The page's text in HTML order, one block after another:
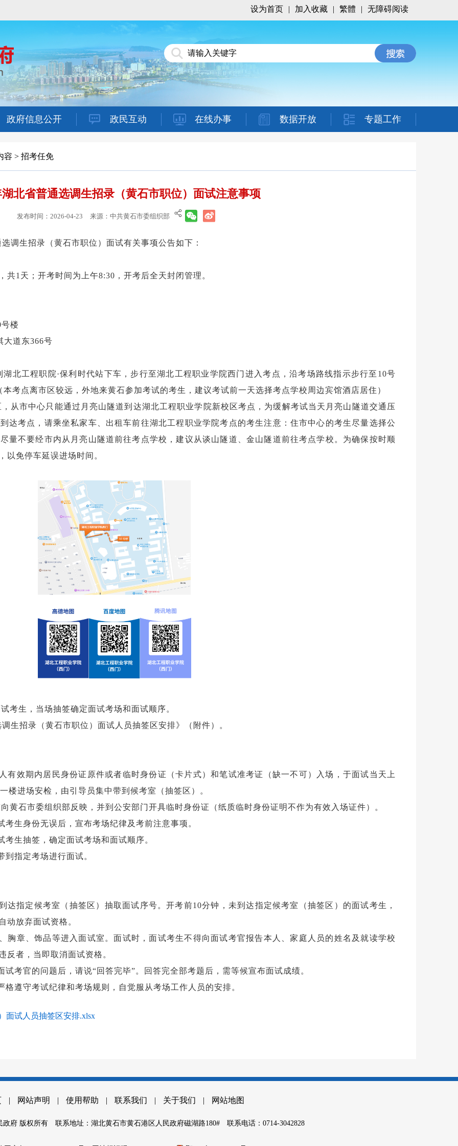
设为首页 | 加入收藏 | 繁體 | 无障碍阅读
政府信息公开 政民互动 在线办事 数据开放 专题工作
容 > 招考任免
湖北省普通选调生招录（黄石市职位）面试注意事项
发布时间：2026-04-23 来源：中共黄石市委组织部
调生招录（黄石市职位）面试有关事项公告如下：
共1天；开考时间为上午8:30，开考后全天封闭管理。
楼
大道东366号
北工程职院·保利时代站下车，步行至湖北工程职业学院西门进入考点，沿考场路线指示步行至10号
考点离市区较远，外地来黄石参加考试的考生，建议考试前一天选择考点学校周边宾馆酒店居住）
从市中心只能通过月亮山隧道到达湖北工程职业学院新校区考点，为缓解考试当天月亮山隧道交通压
达考点，请乘坐私家车、出租车前往湖北工程职业学院考点的考生注意：住市中心的考生尽量选择公
量不要经市内从月亮山隧道前往考点学校，建议从谈山隧道、 金山隧道前往考点学校。为确保按时顺
以免停车延误进场时间。
考生，当场抽签确定面试考场和面试顺序。
生招录（黄石市职位）面试人员抽签区安排》（附件）。
有效期内居民身份证原件或者临时身份证（卡片式）和笔试准考证（缺一不可）入场，于面试当天上
楼进场安检，由引导员集中带到候考室（抽签区）。
黄石市委组织部反映，并到公安部门开具临时身份证（纸质临时身份证明不作为有效入场证件）。
生身份无误后，宣布考场纪律及考前注意事项。
生抽签，确定面试考场和面试顺序。
指定考场进行面试。
达指定候考室（抽签区）抽取面试序号。开考前10分钟，未到达指定候考室（抽签区）的面试考生，
动放弃面试资格。
胸章、饰品等进入面试室。面试时，面试考生不得向面试考官报告本人、家庭人员的姓名及就读学校
反者，当即取消面试资格。
考官的问题后，请说“回答完毕”。回答完全部考题后，需等候宣布面试成绩。
遵守考试纪律和考场规则，自觉服从考场工作人员的安排。
面试人员抽签区安排.xlsx
| 网站声明 | 使用帮助 | 联系我们 | 关于我们 | 网站地图
政府 版权所有 联系地址：湖北黄石市黄石港区人民政府磁湖路180# 联系电话：0714-3042828